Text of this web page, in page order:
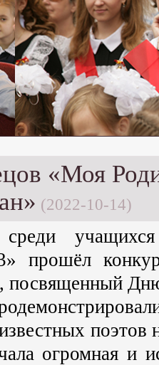
«Моя
(2022-10-14)
прошёл
посвященный
огромная и